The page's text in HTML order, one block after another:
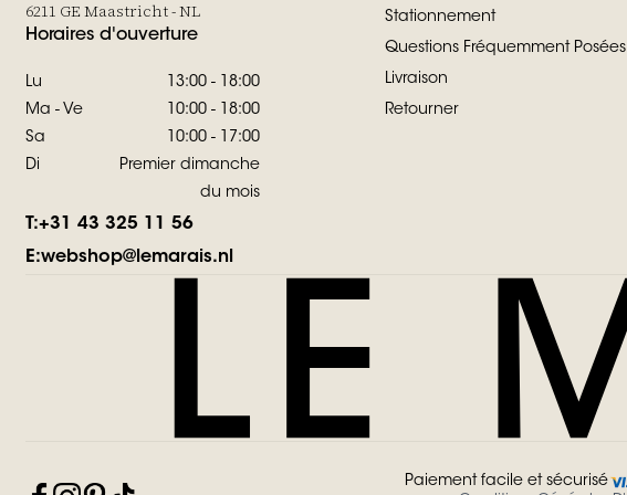
6211 GE Maastricht - NL
Horaires d'ouverture
Lu
13:00 - 18:00
Ma - Ve
10:00 - 18:00
Sa
10:00 - 17:00
Di
Premier dimanche
du mois
T:+31 43 325 11 56
E:webshop@lemarais.nl
Stationnement
Questions Fréquemment Posées
Livraison
Retourner
Paiement facile et sécurisé